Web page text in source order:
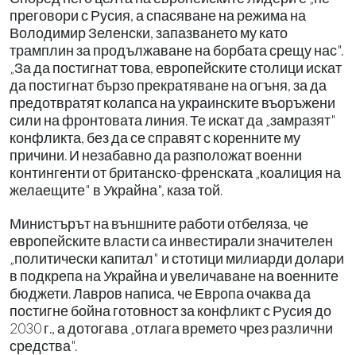
преговори с Русия, а спасяване на режима на
Володимир Зеленски, запазването му като
трамплин за продължаване на борбата срещу нас".
„За да постигнат това, европейските столици искат
да постигнат бързо прекратяване на огъня, за да
предотвратят колапса на украинските въоръжени
сили на фронтовата линия. Те искат да „замразят"
конфликта, без да се справят с коренните му
причини. И незабавно да разположат военни
контингенти от британско-френската „коалиция на
желаещите" в Украйна", каза той.
Министърът на външните работи отбеляза, че
европейските власти са инвестирали значителен
„политически капитал" и стотици милиарди долари
в подкрепа на Украйна и увеличаване на военните
бюджети. Лавров написа, че Европа очаква да
постигне бойна готовност за конфликт с Русия до
2030 г., а дотогава „отлага времето чрез различни
средства".